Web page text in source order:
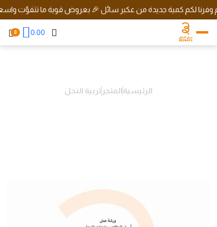
لكم كمية جديدة من عكبر سائل 🎉 بعروض قوية ما تتفوّت واسعار
0.00
0
الرئيسيةالمتجرتربية النحل